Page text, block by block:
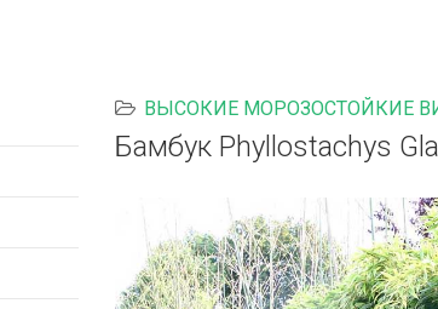
ВЫСОКИЕ МОРОЗОСТОЙКИЕ
Бамбук Phyllostachys